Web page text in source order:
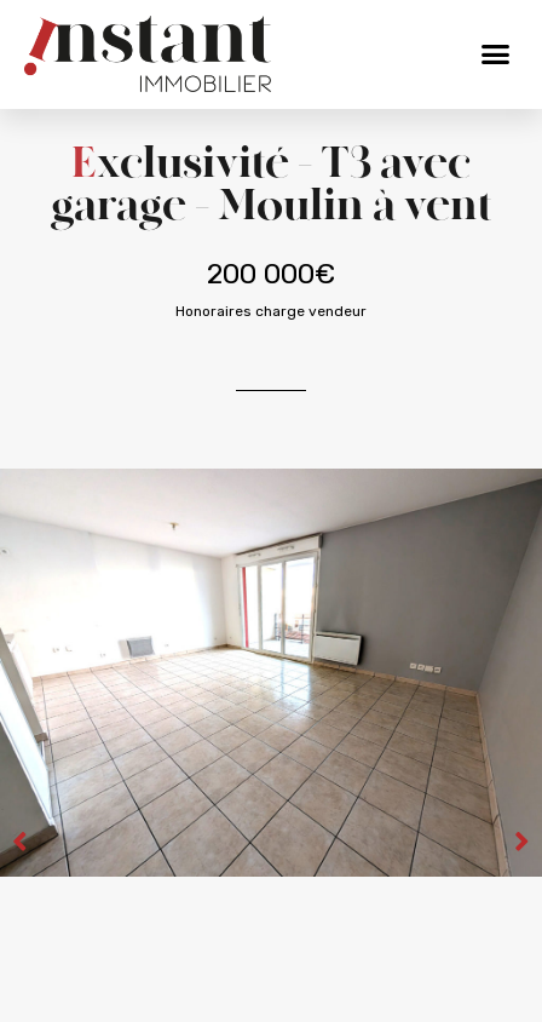
Exclusivité – T3 avec
garage – Moulin à vent
200 000€
Honoraires charge vendeur